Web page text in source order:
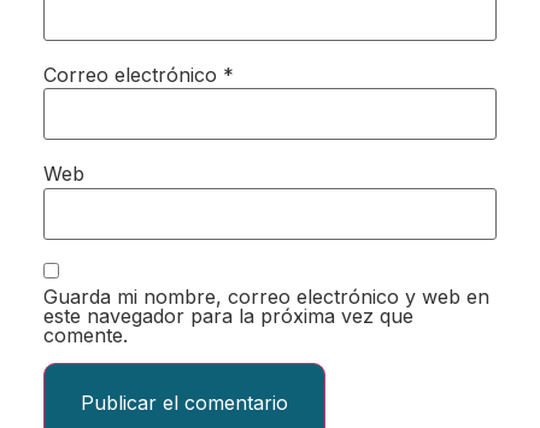
Correo electrónico *
Web
Guarda mi nombre, correo electrónico y web en
este navegador para la próxima vez que
comente.